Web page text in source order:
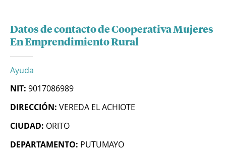
Datos de contacto de Cooperativa Mujeres
En Emprendimiento Rural
Ayuda
NIT: 9017086989
DIRECCIÓN: VEREDA EL ACHIOTE
CIUDAD: ORITO
DEPARTAMENTO: PUTUMAYO